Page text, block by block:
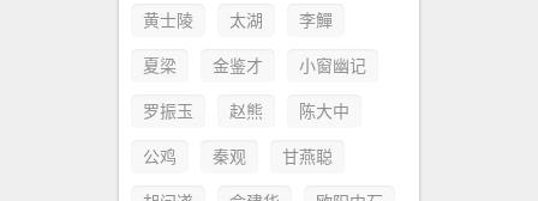
黄士陵 太湖 李鱓
夏梁 金鉴才 小窗幽记
罗振玉 赵熊 陈大中
公鸡 秦观 甘燕聪